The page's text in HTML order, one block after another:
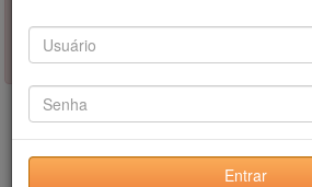
Sessão indisponível (expirada por
realizado)
Entrar